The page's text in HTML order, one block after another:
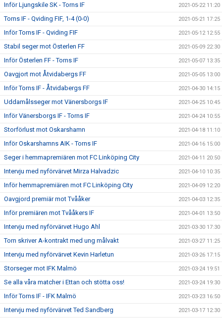
Inför Ljungskile SK - Torns IF 2021-05-22 11:20
Torns IF - Qviding FIF, 1-4 (0-0) 2021-05-21 17:25
Inför Torns IF - Qviding FIF 2021-05-12 12:55
Stabil seger mot Österlen FF 2021-05-09 22:30
Inför Österlen FF - Torns IF 2021-05-07 13:35
Oavgjort mot Åtvidabergs FF 2021-05-05 13:00
Inför Torns IF - Åtvidabergs FF 2021-04-30 14:15
Uddamålsseger mot Vänersborgs IF 2021-04-25 10:45
Inför Vänersborgs IF - Torns IF 2021-04-24 10:55
Storförlust mot Oskarshamn 2021-04-18 11:10
Inför Oskarshamns AIK - Torns IF 2021-04-16 15:00
Seger i hemmapremiären mot FC Linköping City 2021-04-11 20:50
Intervju med nyförvärvet Mirza Halvadzic 2021-04-10 10:35
Inför hemmapremiären mot FC Linköping City 2021-04-09 12:20
Oavgjord premiär mot Tvååker 2021-04-03 12:35
Inför premiären mot Tvååkers IF 2021-04-01 13:50
Intervju med nyförvärvet Hugo Ahl 2021-03-30 17:30
Torn skriver A-kontrakt med ung målvakt 2021-03-27 11:25
Intervju med nyförvärvet Kevin Harletun 2021-03-26 17:15
Storseger mot IFK Malmö 2021-03-24 19:51
Se alla våra matcher i Ettan och stötta oss! 2021-03-24 19:30
Inför Torns IF - IFK Malmö 2021-03-23 16:50
Intervju med nyförvärvet Ted Sandberg 2021-03-17 12:30